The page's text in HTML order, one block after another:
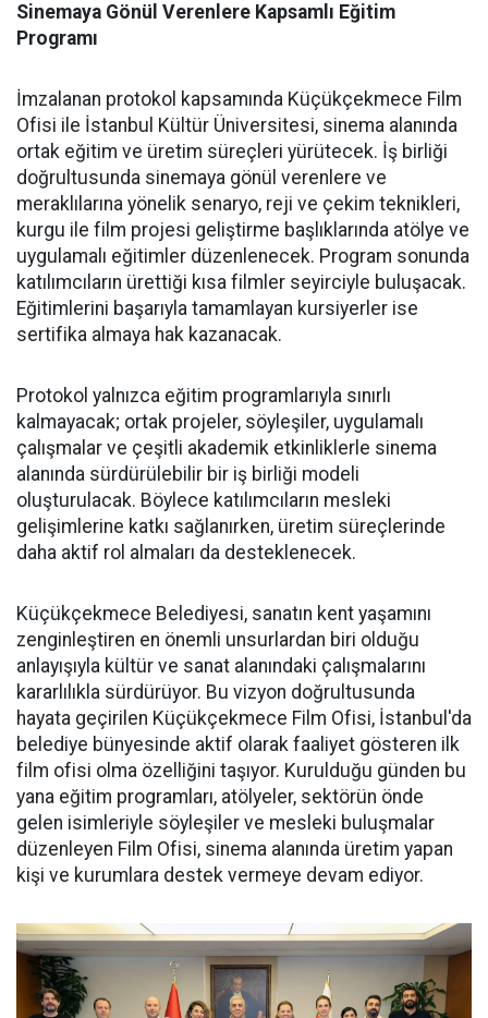
Sinemaya Gönül Verenlere Kapsamlı Eğitim
Programı
İmzalanan protokol kapsamında Küçükçekmece Film
Ofisi ile İstanbul Kültür Üniversitesi, sinema alanında
ortak eğitim ve üretim süreçleri yürütecek. İş birliği
doğrultusunda sinemaya gönül verenlere ve
meraklılarına yönelik senaryo, reji ve çekim teknikleri,
kurgu ile film projesi geliştirme başlıklarında atölye ve
uygulamalı eğitimler düzenlenecek. Program sonunda
katılımcıların ürettiği kısa filmler seyirciyle buluşacak.
Eğitimlerini başarıyla tamamlayan kursiyerler ise
sertifika almaya hak kazanacak.
Protokol yalnızca eğitim programlarıyla sınırlı
kalmayacak; ortak projeler, söyleşiler, uygulamalı
çalışmalar ve çeşitli akademik etkinliklerle sinema
alanında sürdürülebilir bir iş birliği modeli
oluşturulacak. Böylece katılımcıların mesleki
gelişimlerine katkı sağlanırken, üretim süreçlerinde
daha aktif rol almaları da desteklenecek.
Küçükçekmece Belediyesi, sanatın kent yaşamını
zenginleştiren en önemli unsurlardan biri olduğu
anlayışıyla kültür ve sanat alanındaki çalışmalarını
kararlılıkla sürdürüyor. Bu vizyon doğrultusunda
hayata geçirilen Küçükçekmece Film Ofisi, İstanbul'da
belediye bünyesinde aktif olarak faaliyet gösteren ilk
film ofisi olma özelliğini taşıyor. Kurulduğu günden bu
yana eğitim programları, atölyeler, sektörün önde
gelen isimleriyle söyleşiler ve mesleki buluşmalar
düzenleyen Film Ofisi, sinema alanında üretim yapan
kişi ve kurumlara destek vermeye devam ediyor.